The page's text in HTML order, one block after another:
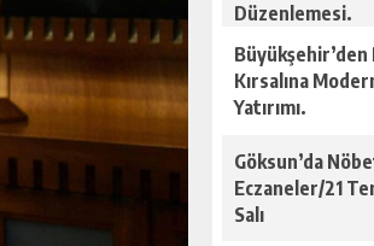
Düzenlemesi.
Büyükşehir’den
Kırsalına
Yatırımı.
Göksun’da
Eczaneler/21
Salı